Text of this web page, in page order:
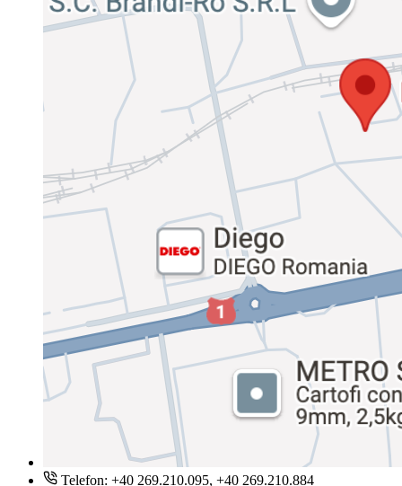
Telefon: +40 269.210.095, +40 269.210.884